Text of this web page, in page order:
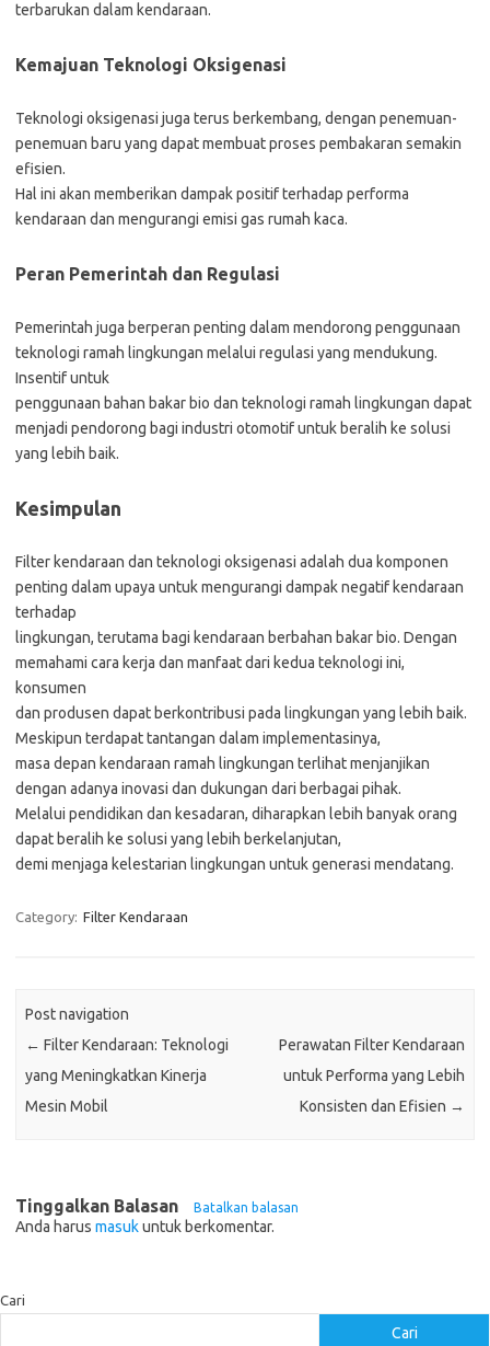
terbarukan dalam kendaraan.
Kemajuan Teknologi Oksigenasi
Teknologi oksigenasi juga terus berkembang, dengan penemuan-
penemuan baru yang dapat membuat proses pembakaran semakin
efisien.
Hal ini akan memberikan dampak positif terhadap performa
kendaraan dan mengurangi emisi gas rumah kaca.
Peran Pemerintah dan Regulasi
Pemerintah juga berperan penting dalam mendorong penggunaan
teknologi ramah lingkungan melalui regulasi yang mendukung.
Insentif untuk
penggunaan bahan bakar bio dan teknologi ramah lingkungan dapat
menjadi pendorong bagi industri otomotif untuk beralih ke solusi
yang lebih baik.
Kesimpulan
Filter kendaraan dan teknologi oksigenasi adalah dua komponen
penting dalam upaya untuk mengurangi dampak negatif kendaraan
terhadap
lingkungan, terutama bagi kendaraan berbahan bakar bio. Dengan
memahami cara kerja dan manfaat dari kedua teknologi ini,
konsumen
dan produsen dapat berkontribusi pada lingkungan yang lebih baik.
Meskipun terdapat tantangan dalam implementasinya,
masa depan kendaraan ramah lingkungan terlihat menjanjikan
dengan adanya inovasi dan dukungan dari berbagai pihak.
Melalui pendidikan dan kesadaran, diharapkan lebih banyak orang
dapat beralih ke solusi yang lebih berkelanjutan,
demi menjaga kelestarian lingkungan untuk generasi mendatang.
Category: Filter Kendaraan
Post navigation
← Filter Kendaraan: Teknologi
yang Meningkatkan Kinerja
Mesin Mobil
Perawatan Filter Kendaraan
untuk Performa yang Lebih
Konsisten dan Efisien →
Tinggalkan Balasan Batalkan balasan
Anda harus masukuntuk berkomentar.
Cari
Cari